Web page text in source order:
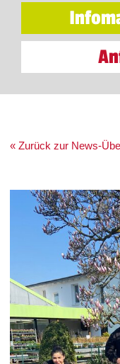
« Zurück zur News-